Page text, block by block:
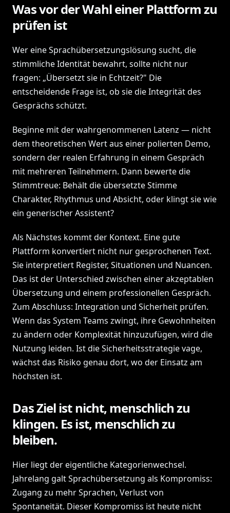
Was vor der Wahl einer Plattform zu
prüfen ist
Wer eine Sprachübersetzungslösung sucht, die
stimmliche Identität bewahrt, sollte nicht nur
fragen: „Übersetzt sie in Echtzeit?" Die
entscheidende Frage ist, ob sie die Integrität des
Gesprächs schützt.
Beginne mit der wahrgenommenen Latenz — nicht
dem theoretischen Wert aus einer polierten Demo,
sondern der realen Erfahrung in einem Gespräch
mit mehreren Teilnehmern. Dann bewerte die
Stimmtreue: Behält die übersetzte Stimme
Charakter, Rhythmus und Absicht, oder klingt sie wie
ein generischer Assistent?
Als Nächstes kommt der Kontext. Eine gute
Plattform konvertiert nicht nur gesprochenen Text.
Sie interpretiert Register, Situationen und Nuancen.
Das ist der Unterschied zwischen einer akzeptablen
Übersetzung und einem professionellen Gespräch.
Zum Abschluss: Integration und Sicherheit prüfen.
Wenn das System Teams zwingt, ihre Gewohnheiten
zu ändern oder Komplexität hinzuzufügen, wird die
Nutzung leiden. Ist die Sicherheitsstrategie vage,
wächst das Risiko genau dort, wo der Einsatz am
höchsten ist.
Das Ziel ist nicht, menschlich zu
klingen. Es ist, menschlich zu
bleiben.
Hier liegt der eigentliche Kategorienwechsel.
Jahrelang galt Sprachübersetzung als Kompromiss:
Zugang zu mehr Sprachen, Verlust von
Spontaneität. Dieser Kompromiss ist heute nicht